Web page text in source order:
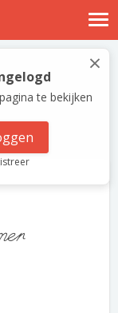
×
te bekijken